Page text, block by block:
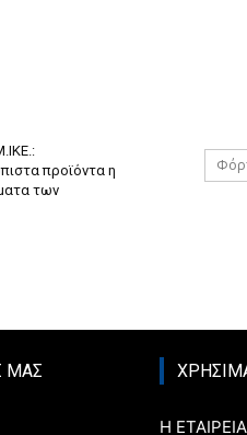
προϊόντα η
των
ΜΑΣ
Η